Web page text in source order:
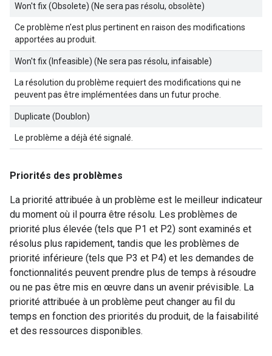
Won't fix (Obsolete) (Ne sera pas résolu, obsolète)
Ce problème n'est plus pertinent en raison des modifications
apportées au produit.
Won't fix (Infeasible) (Ne sera pas résolu, infaisable)
La résolution du problème requiert des modifications qui ne
peuvent pas être implémentées dans un futur proche.
Duplicate (Doublon)
Le problème a déjà été signalé.
Priorités des problèmes
La priorité attribuée à un problème est le meilleur indicateur
du moment où il pourra être résolu. Les problèmes de
priorité plus élevée (tels que P1 et P2) sont examinés et
résolus plus rapidement, tandis que les problèmes de
priorité inférieure (tels que P3 et P4) et les demandes de
fonctionnalités peuvent prendre plus de temps à résoudre
ou ne pas être mis en œuvre dans un avenir prévisible. La
priorité attribuée à un problème peut changer au fil du
temps en fonction des priorités du produit, de la faisabilité
et des ressources disponibles.